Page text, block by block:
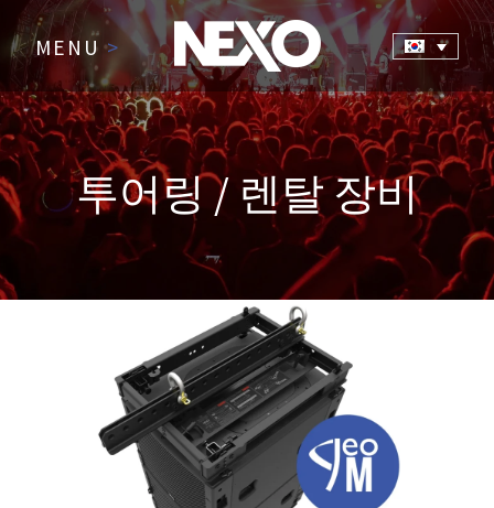
MENU>
투어링 / 렌탈 장비